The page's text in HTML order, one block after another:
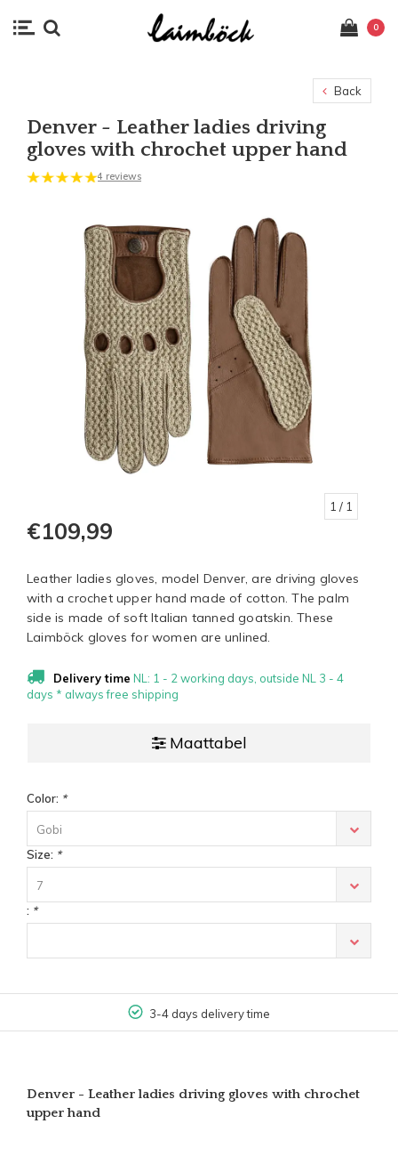
0
Back
Denver - Leather ladies driving
gloves with chrochet upper hand
4 reviews
1 / 1
€109,99
Leather ladies gloves, model Denver, are driving gloves
with a crochet upper hand made of cotton. The palm
side is made of soft Italian tanned goatskin. These
Laimböck gloves for women are unlined.
Delivery time NL: 1 - 2 working days, outside NL 3 - 4
days * always free shipping
Maattabel
Color: *
Gobi
Size: *
7
: *
3-4 days delivery time
Denver - Leather ladies driving gloves with chrochet
upper hand